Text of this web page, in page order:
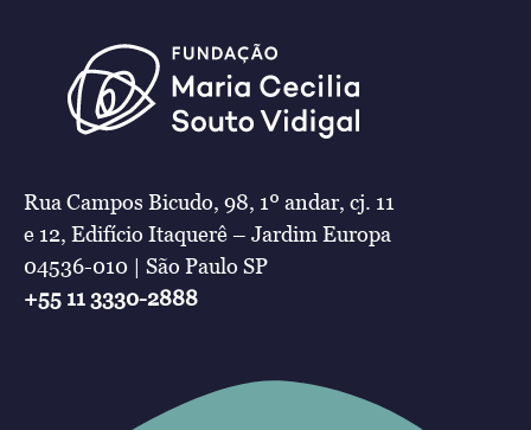
Rua Campos Bicudo, 98, 1º andar, cj. 11
e 12, Edifício Itaquerê – Jardim Europa
04536-010 | São Paulo SP
+55 11 3330-2888